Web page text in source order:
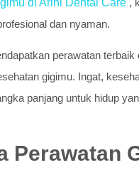
dan nyaman.
perawatan terbaik
gigimu. Ingat,
panjang untuk hidup
Perawatan